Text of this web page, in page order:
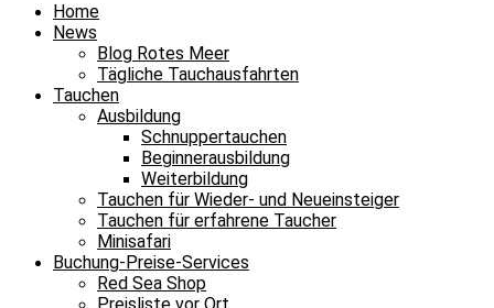
Home
News
Blog Rotes Meer
Tägliche Tauchausfahrten
Tauchen
Ausbildung
Schnuppertauchen
Beginnerausbildung
Weiterbildung
Tauchen für Wieder- und Neueinsteiger
Tauchen für erfahrene Taucher
Minisafari
Buchung-Preise-Services
Red Sea Shop